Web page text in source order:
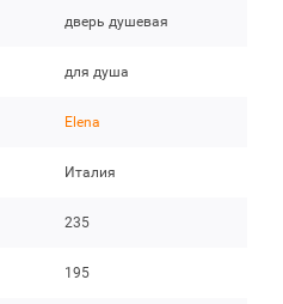
дверь душевая
для душа
Elena
Италия
235
195